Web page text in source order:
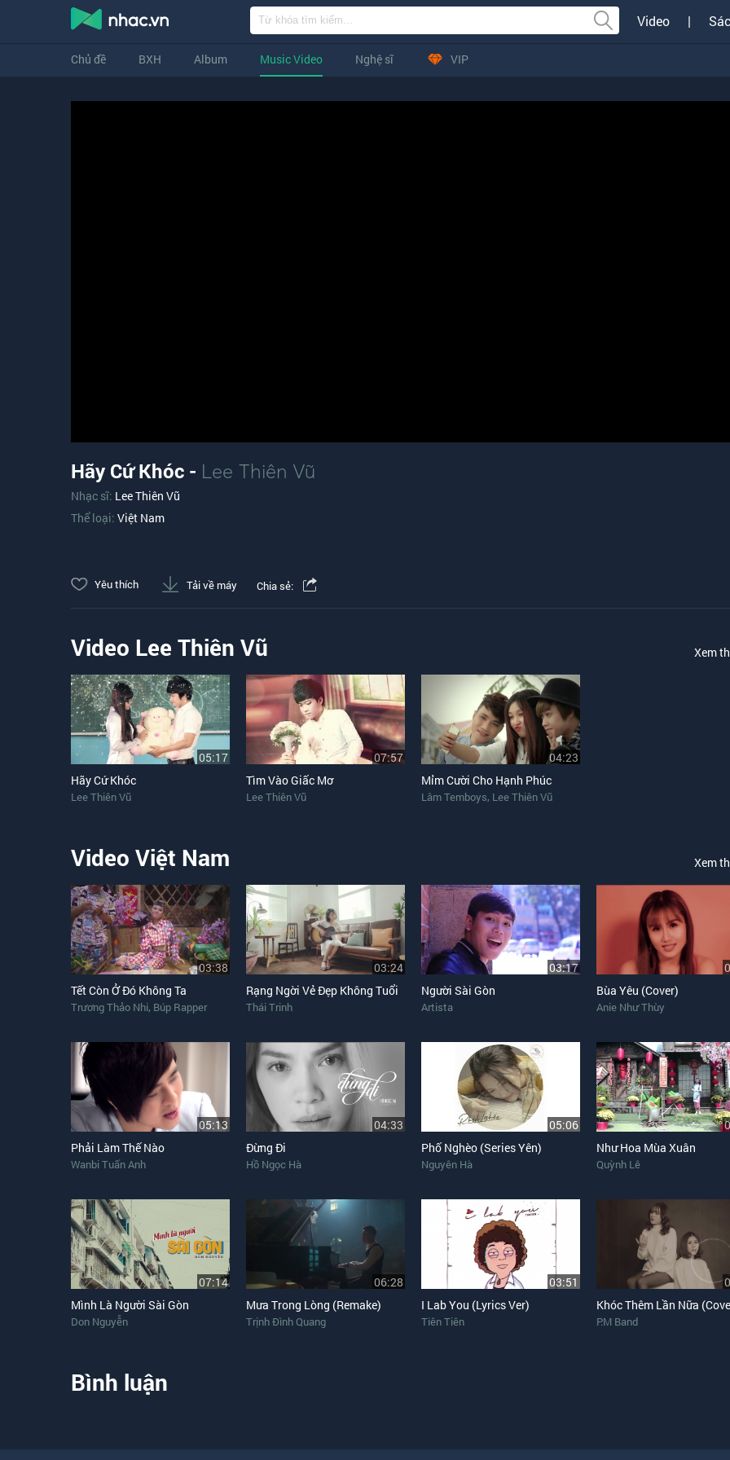
Video |
Chủ đề BXH Album Music Video Nghệ sĩ VIP
Hãy Cứ Khóc - Lee Thiên Vũ
Nhạc sĩ: Lee Thiên Vũ
Thể loại: Việt Nam
Yêu thích Tải về máy Chia sẻ:
Video Lee Thiên Vũ Xem
05:17
Hãy Cứ Khóc
Lee Thiên Vũ
07:57
Tìm Vào Giấc Mơ
Lee Thiên Vũ
04:23
Mỉm Cười Cho Hạnh Phúc
Lâm Temboys, Lee Thiên Vũ
Video Việt Nam Xem
03:38
Tết Còn Ở Đó Không Ta
Trương Thảo Nhi, Búp Rapper
03:24
Rạng Ngời Vẻ Đẹp Không Tuổi
Thái Trinh
03:17
Người Sài Gòn
Artista
Bùa Yêu (Cover)
Anie Như Thùy
05:13
Phải Làm Thế Nào
Wanbi Tuấn Anh
04:33
Đừng Đi
Hồ Ngọc Hà
05:06
Phố Nghèo (Series Yên)
Nguyên Hà
Như Hoa Mùa Xuân
Quỳnh Lê
07:14
Mình Là Người Sài Gòn
Don Nguyễn
06:28
Mưa Trong Lòng (Remake)
Trịnh Đình Quang
03:51
I Lab You (Lyrics Ver)
Tiên Tiên
Khóc Thêm Lần Nữa
P.M Band
Bình luận